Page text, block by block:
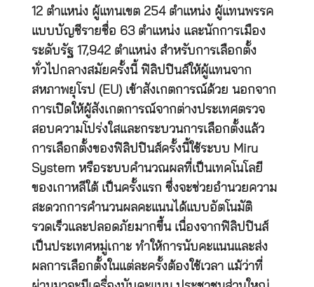
12 ตำแหน่ง ผู้แทนเขต 254 ตำแหน่ง ผู้แทนพรรค
แบบบัญชีรายชื่อ 63 ตำแหน่ง และนักการเมือง
ระดับรัฐ 17,942 ตำแหน่ง สำหรับการเลือกตั้ง
ทั่วไปกลางสมัยครั้งนี้ ฟิลิปปินส์ให้ผู้แทนจาก
สหภาพยุโรป (EU) เข้าสังเกตการณ์ด้วย นอกจาก
การเปิดให้ผู้สังเกตการณ์จากต่างประเทศตรวจ
สอบความโปร่งใสและกระบวนการเลือกตั้งแล้ว
การเลือกตั้งของฟิลิปปินส์ครั้งนี้ใช้ระบบ Miru
System หรือระบบคำนวณผลที่เป็นเทคโนโลยี
ของเกาหลีใต้ เป็นครั้งแรก ซึ่งจะช่วยอำนวยความ
สะดวกการคำนวนผลคะแนนได้แบบอัตโนมัติ
รวดเร็วและปลอดภัยมากขึ้น เนื่องจากฟิลิปปินส์
เป็นประเทศหมู่เกาะ ทำให้การนับคะแนนและส่ง
ผลการเลือกตั้งในแต่ละครั้งต้องใช้เวลา แม้ว่าที่